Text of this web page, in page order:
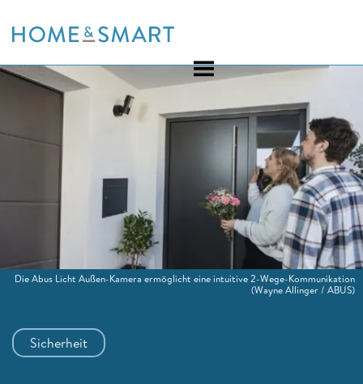
to
Sicherheit
Die Abus Licht Außen-Kamera ermöglicht eine intuitive 2-Wege-Kommunikation
(Wayne Allinger / ABUS)